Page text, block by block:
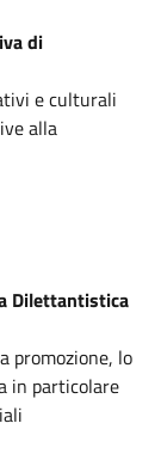
di
e culturali
alla
Dilettantistica
promozione, lo
in particolare